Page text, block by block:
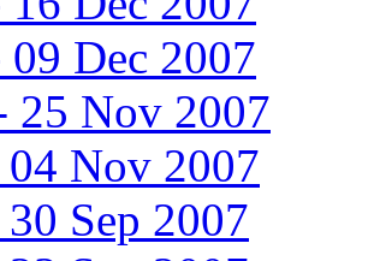
Dec 2007
25 Nov 2007
Nov 2007
Sep 2007